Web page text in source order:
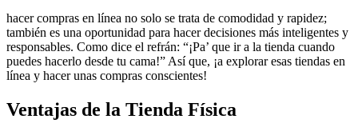
hacer compras en línea no solo se trata de comodidad y rapidez;
también es una oportunidad para hacer decisiones más inteligentes y
responsables. Como dice el refrán: “¡Pa’ que ir a la tienda cuando
puedes hacerlo desde tu cama!” Así que, ¡a explorar esas tiendas en
línea y hacer unas compras conscientes!
Ventajas de la Tienda Física